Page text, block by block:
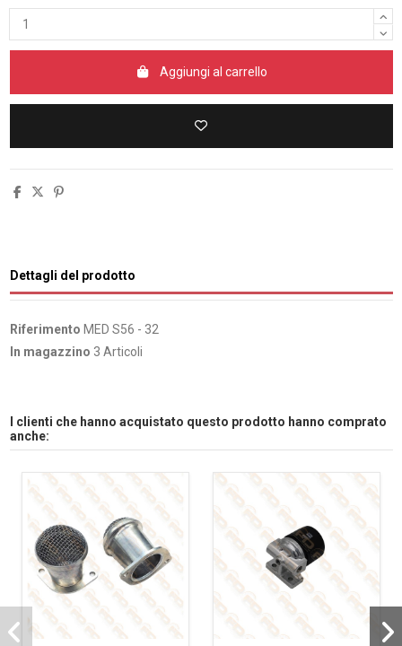
Aggiungi al carrello
Dettagli del prodotto
Riferimento MED S56 - 32
In magazzino 3 Articoli
I clienti che hanno acquistato questo prodotto hanno comprato
anche: